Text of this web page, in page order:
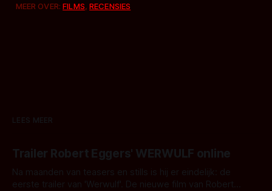
MEER OVER:FILMS,RECENSIES
LEES MEER
Trailer Robert Eggers' WERWULF online
Na maanden van teasers en stills is hij er eindelijk: de
eerste trailer van 'Werwulf'. De nieuwe film van Robert